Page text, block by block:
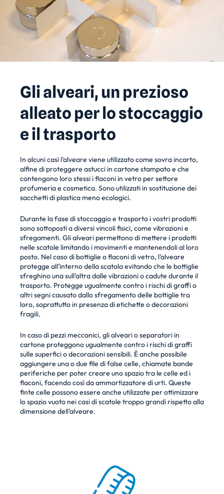
Gli alveari, un prezioso
alleato per lo stoccaggio
e il trasporto
In alcuni casi l’alveare viene utilizzato come sovra incarto,
alfine di proteggere astucci in cartone stampato e che
contengono loro stessi i flaconi in vetro per settore
profumeria e cosmetica. Sono utilizzati in sostituzione dei
sacchetti di plastica meno ecologici.
Durante la fase di stoccaggio e trasporto i vostri prodotti
sono sottoposti a diversi vincoli fisici, come vibrazioni e
sfregamenti. Gli alveari permettono di mettere i prodotti
nelle scatole limitando i movimenti e mantenendoli al loro
posto. Nel caso di bottiglie o flaconi di vetro, l’alveare
protegge all’interno della scatola evitando che le bottiglie
sfreghino una sull’altra dalle vibrazioni o cadute durante il
trasporto. Protegge ugualmente contro i rischi di graffi o
altri segni causato dallo sfregamento delle bottiglie tra
loro, soprattutto in presenza di etichette o decorazioni
fragili.
In caso di pezzi meccanici, gli alveari o separatori in
cartone proteggono ugualmente contro i rischi di graffi
sulle superfici o decorazioni sensibili. È anche possibile
aggiungere una o due file di false celle, chiamate bande
periferiche per poter creare uno spazio tra le celle ed i
flaconi, facendo così da ammortizzatore di urti. Queste
finte celle possono essere anche utilizzate per ottimizzare
lo spazio vuoto nei casi di scatole troppo grandi rispetto alla
dimensione dell’alveare.